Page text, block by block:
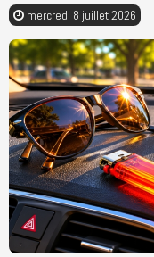
mercredi 8 juillet 2026